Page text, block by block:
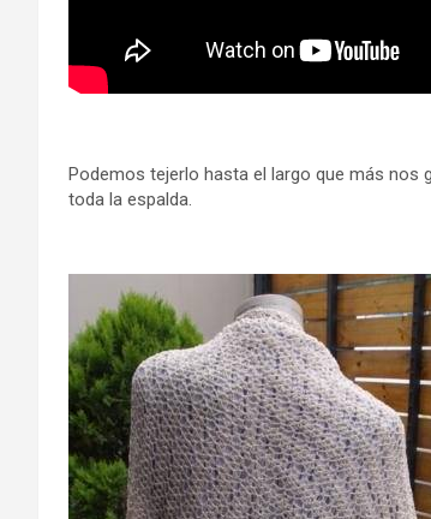
Podemos tejerlo hasta el largo que más nos
toda la espalda.